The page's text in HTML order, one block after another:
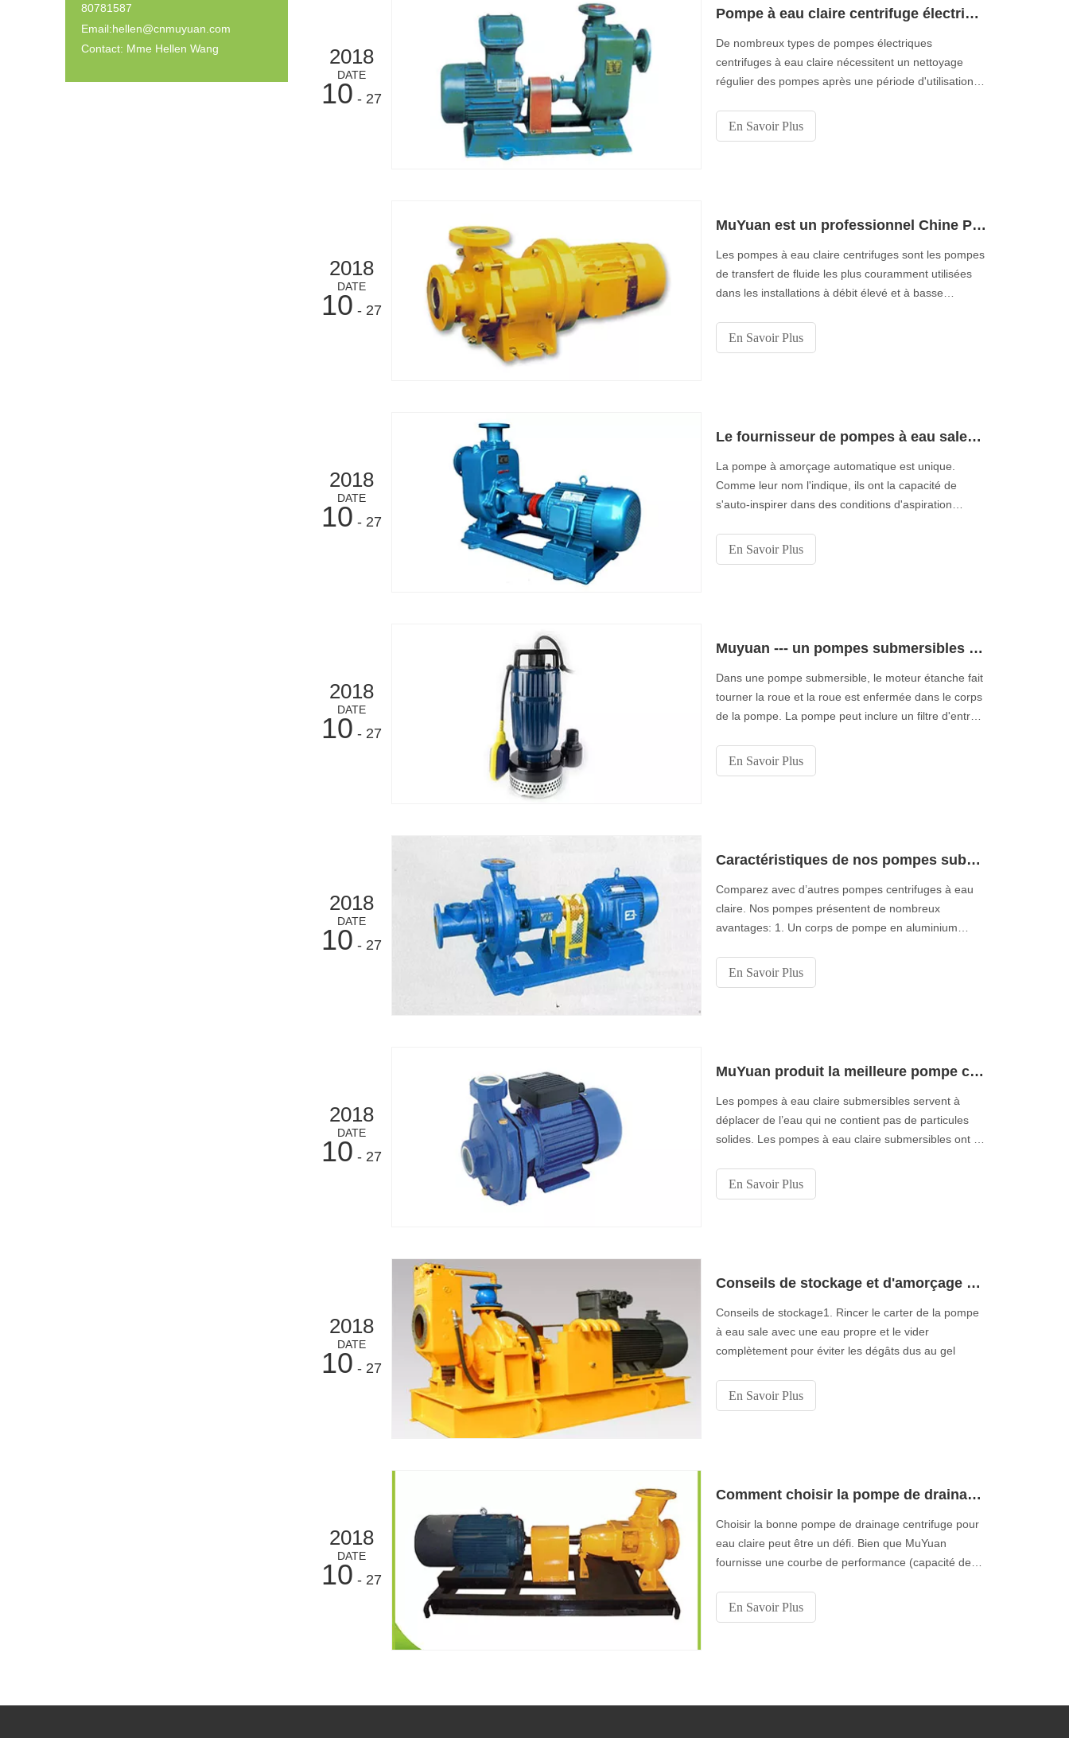
80781587
Email:hellen@cnmuyuan.com
Contact: Mme Hellen Wang
2018
DATE
10 - 27
Pompe à eau claire centrifuge électrique gros suggère comment nettoyer la pompe?
De nombreux types de pompes électriques
centrifuges à eau claire nécessitent un nettoyage
régulier des pompes après une période d'utilisation.
supports à eau pure ne nécessitent pas de
nettoyage, tels que les pompes centrifuges pour
En Savoir Plus
2018
DATE
10 - 27
MuYuan est un professionnel Chine Pompe à eau claire centrifuge Fournisseurs
Les pompes à eau claire centrifuges sont les pompes
de transfert de fluide les plus couramment utilisées
dans les installations à débit élevé et à basse
peuvent fournir des débits plus faibles ou des
pressions plus élevées, et les pompes centrifuges à
En Savoir Plus
2018
DATE
10 - 27
Le fournisseur de pompes à eau sales à amorçage automatique explique le fonctionnement des pompes à démarrage automatique
La pompe à amorçage automatique est unique.
Comme leur nom l'indique, ils ont la capacité de
s'auto-inspirer dans des conditions d'aspiration
fosse situé au-dessous, ce qui rend le travail plus
facile et plus sûr que les pompes souterraines. Dans
En Savoir Plus
2018
DATE
10 - 27
Muyuan --- un pompes submersibles pour exportateur d'eau claire, vous dit comment fonctionnent les pompes submersibles?
Dans une pompe submersible, le moteur étanche fait
tourner la roue et la roue est enfermée dans le corps
de la pompe. La pompe peut inclure un filtre d'entrée
être pompé. Lorsque la roue tourne, la pression
pousse le fluide dans l’entrée de la pompe, ce qui
En Savoir Plus
2018
DATE
10 - 27
Caractéristiques de nos pompes submersibles Chine pour eau claire
Comparez avec d’autres pompes centrifuges à eau
claire. Nos pompes présentent de nombreux
avantages: 1. Un corps de pompe en aluminium
le temps d'amorçage. Th
En Savoir Plus
2018
DATE
10 - 27
MuYuan produit la meilleure pompe centrifuge en eau claire de Chine
Les pompes à eau claire submersibles servent à
déplacer de l’eau qui ne contient pas de particules
solides. Les pompes à eau claire submersibles ont un
des réservoirs d’eau, des piscines et
l’approvisionnement en eau de petites zones
En Savoir Plus
2018
DATE
10 - 27
Conseils de stockage et d'amorçage pour les pompes à eau sale à amorçage automatique
Conseils de stockage1. Rincer le carter de la pompe
à eau sale avec une eau propre et le vider
complètement pour éviter les dégâts dus au gel
En Savoir Plus
2018
DATE
10 - 27
Comment choisir la pompe de drainage de la Chine pour l'eau claire
Choisir la bonne pompe de drainage centrifuge pour
eau claire peut être un défi. Bien que MuYuan
fournisse une courbe de performance (capacité de
point sur la courbe que la pompe effectuera.
En Savoir Plus